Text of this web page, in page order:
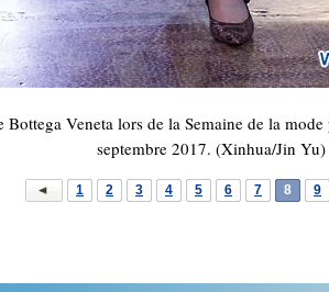
Veneta lors de la Semaine de la
septembre 2017. (Xinhua/Jin Yu)
1 2 3 4 5 6 7 8 9